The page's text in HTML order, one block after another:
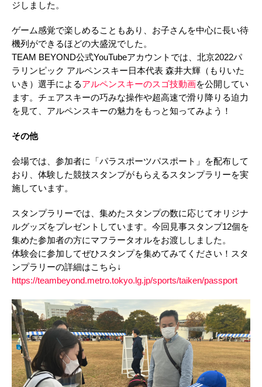
ジしました。
ゲーム感覚で楽しめることもあり、お子さんを中心に長い待
機列ができるほどの大盛況でした。
TEAM BEYOND公式YouTubeアカウントでは、北京2022パ
ラリンピック アルペンスキー日本代表 森井大輝（もりいた
いき）選手によるアルペンスキーのスゴ技動画を公開してい
ます。チェアスキーの巧みな操作や超高速で滑り降りる迫力
を見て、アルペンスキーの魅力をもっと知ってみよう！
その他
会場では、参加者に「パラスポーツパスポート」を配布して
おり、体験した競技スタンプがもらえるスタンプラリーを実
施しています。
スタンプラリーでは、集めたスタンプの数に応じてオリジナ
ルグッズをプレゼントしています。今回見事スタンプ12個を
集めた参加者の方にマフラータオルをお渡ししました。
体験会に参加してぜひスタンプを集めてみてください！スタ
ンプラリーの詳細はこちら↓
https://teambeyond.metro.tokyo.lg.jp/sports/taiken/passport